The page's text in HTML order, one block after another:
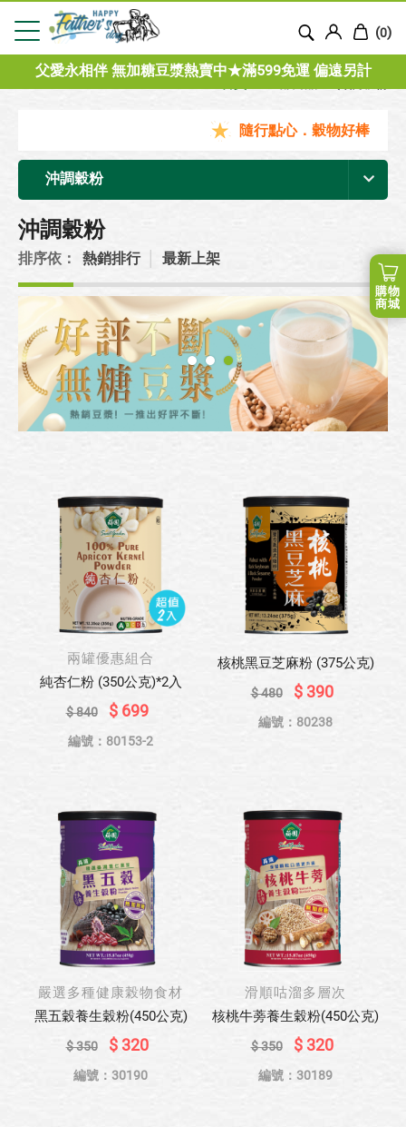
(0)
購物
商城
父愛永相伴 無加糖豆漿熱賣中★滿599免運 偏遠另計
隨行點心．穀物好棒
沖調穀粉
沖調穀粉
排序依： 熱銷排行 最新上架
兩罐優惠組合
純杏仁粉 (350公克)*2入
$ 840 $ 699
編號：80153-2
核桃黑豆芝麻粉 (375公克)
$ 480 $ 390
編號：80238
嚴選多種健康榖物食材
黑五穀養生穀粉(450公克)
$ 350 $ 320
編號：30190
滑順咕溜多層次
核桃牛蒡養生穀粉(450公克)
$ 350 $ 320
編號：30189